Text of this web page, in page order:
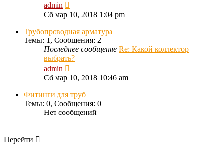
admin
к
последнему
сообщению
Сб мар 10, 2018 1:04 pm
Трубопроводная арматура
Темы: 1, Сообщения: 2
Последнее сообщение Re: Какой коллектор
выбрать?
admin
к
последнему
сообщению
Сб мар 10, 2018 10:46 am
Фитинги для труб
Темы: 0, Сообщения: 0
Нет сообщений
Перейти